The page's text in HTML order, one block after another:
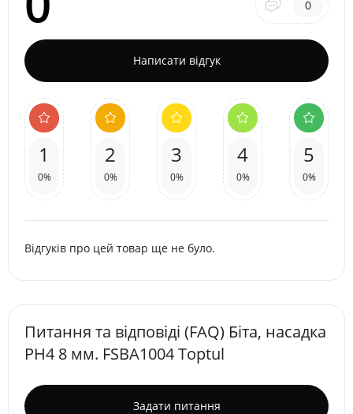
0
Написати відгук
1
0%
2
0%
3
0%
4
0%
5
0%
Відгуків про цей товар ще не було.
Питання та відповіді (FAQ) Біта, насадка
PH4 8 мм. FSBA1004 Toptul
Задати питання